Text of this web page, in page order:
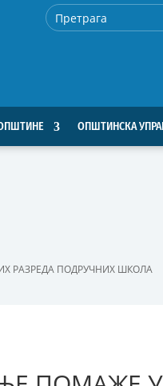
ОПШТИНСКА
РАЗРЕДА ПОДРУЧНИХ ШКОЛА